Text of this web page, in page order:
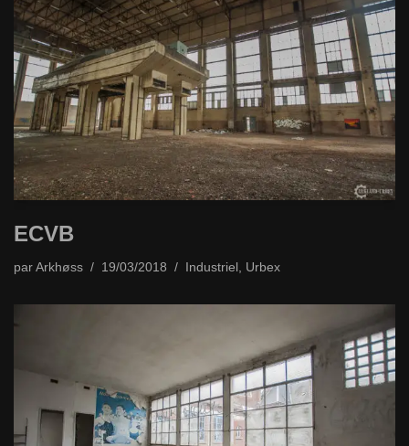
ECVB
par Arkhøss 19/03/2018 Industriel Urbex